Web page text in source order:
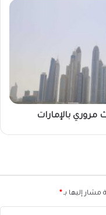
مروري بالإمارات
مشار إليها بـ *